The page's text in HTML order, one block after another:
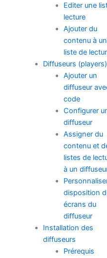
Editer une
lecture
Ajouter du
contenu à
liste de
Diffuseurs (players)
Ajouter un
diffuseur
code
Configurer
diffuseur
Assigner du
contenu et
listes de
à un
disposition
écrans du
diffuseur
Installation des
diffuseurs
Prérequis